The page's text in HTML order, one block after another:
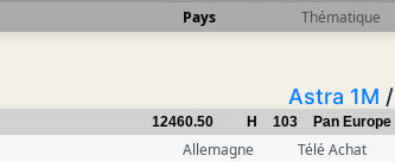
Pays Thématique
Astra 1M /
12460.50 H 103 Pan Europe
Allemagne Télé Achat